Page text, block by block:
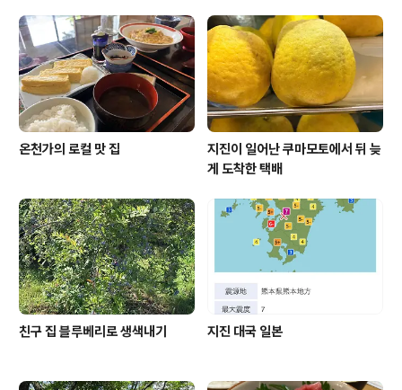
온천가의 로컬 맛 집
지진이 일어난 쿠마모토에서 뒤 늦
게 도착한 택배
친구 집 블루베리로 생색내기 지진 대국 일본